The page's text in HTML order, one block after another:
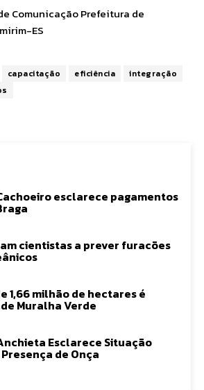
Comunicação Prefeitura de
ES
capacitação eficiência
integração
esclarece pagamentos
cientistas a prever furacões
1,66 milhão de hectares é
Muralha Verde
Esclarece Situação
de Onça